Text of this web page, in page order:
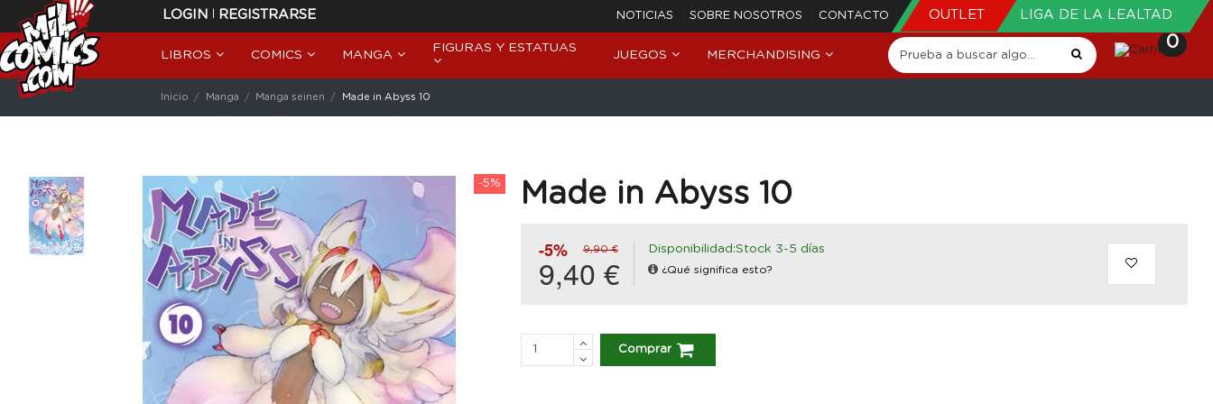
LOGIN | REGISTRARSE NOTICIAS SOBRE NOSOTROS CONTACTO OUTLET LIGA DE LA LEALTAD
LIBROS COMICS MANGA
FIGURAS Y ESTATUAS
JUEGOS MERCHANDISING
0
Inicio Manga Manga seinen Made in Abyss 10
-5% Made in Abyss 10
-5% 9,90 €
9,40 €
Disponibilidad:Stock 3-5 días
¿Qué significa esto?
Comprar